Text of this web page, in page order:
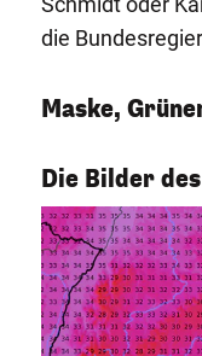
die
Maske,
Die Bilder
1/58